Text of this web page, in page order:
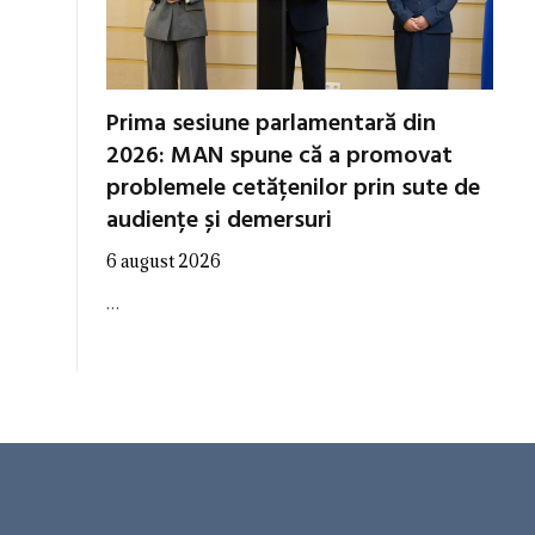
Prima sesiune parlamentară din
2026: MAN spune că a promovat
problemele cetățenilor prin sute de
audiențe și demersuri
6 august 2026
…